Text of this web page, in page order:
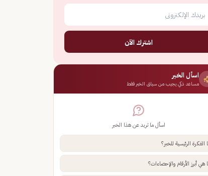
اشترك الآن
اسأل الخبر
مساعد ذكي يجيب من سياق الخبر فقط
اسأل ما تريد عن هذا الخبر
الفكرة الرئيسية للخبر؟
هي أبرز الأرقام والإحصاءات؟